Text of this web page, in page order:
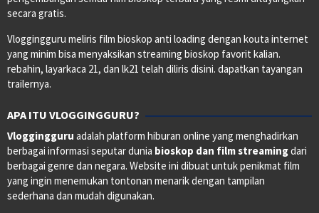
secara gratis.
Vloggingguru meliris film bioskop anti loading dengan kouta internet
yang minim bisa menyaksikan streaming bioskop favorit kalian.
rebahin, layarkaca 21, dan lk21 telah diliris disini. dapatkan tayangan
trailernya.
APA ITU VLOGGINGGURU?
Vloggingguru adalah platform hiburan online yang menghadirkan
berbagai informasi seputar dunia bioskop dan film streamingdari
berbagai genre dan negara. Website ini dibuat untuk penikmat film
yang ingin menemukan tontonan menarik dengan tampilan
sederhana dan mudah digunakan.